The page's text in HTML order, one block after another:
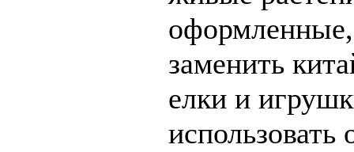
заменить
елки и
использовать